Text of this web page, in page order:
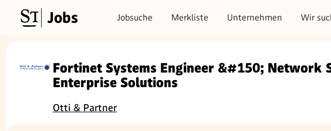
Jobs Jobsuche Merkliste Unternehmen Wir
Fortinet Systems Engineer &#150; Network
Enterprise Solutions
Otti & Partner